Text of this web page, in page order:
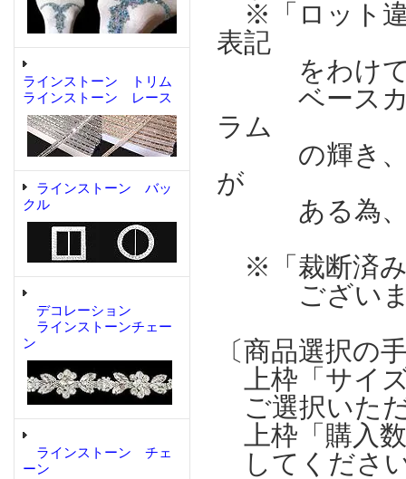
ラインストーン トリム
ラインストーン レース
ラインストーン バッ
クル
デコレーション
ラインストーンチェー
ン
ラインストーン チェ
ーン
※「ロット違
表記
をわけてい
ベースカラ
ラム
の輝き、濃
が
ある為、表
※「裁断済み
ございま
〔商品選択の
上枠「サイ
ご選択いた
上枠「購入
してくださ